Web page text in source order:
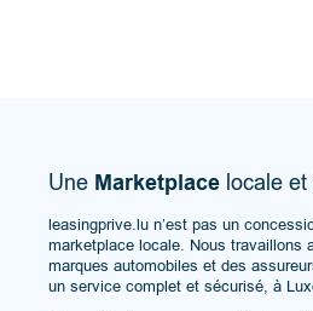
Une Marketplacelocale et
leasingprive.lu n’est pas un
marketplace locale. Nous travaillons
marques automobiles et des
un service complet et sécurisé, à